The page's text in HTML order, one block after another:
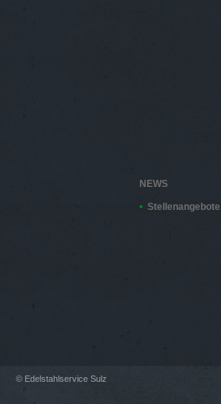
NEWS
Stellenangebote
© Edelstahlservice Sulz